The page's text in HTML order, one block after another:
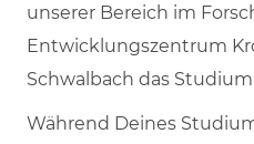
unserer Bereich im
Entwicklungszentrum
Schwalbach das
Während Deines